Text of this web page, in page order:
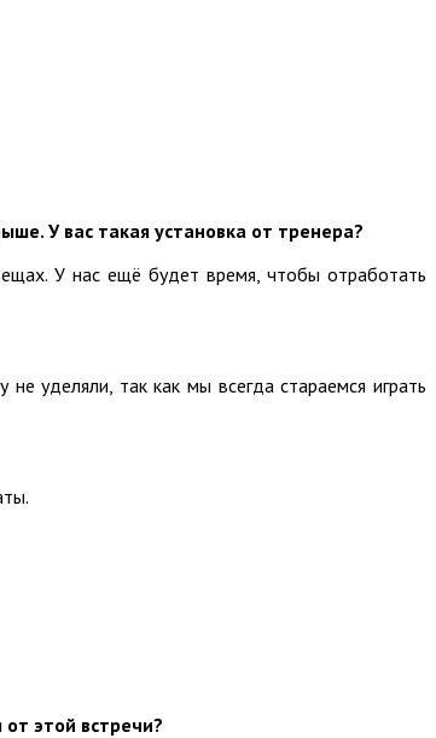
У вас такая установка от тренера?
У нас ещё будет время, чтобы отработать
уделяли, так как мы всегда стараемся играть
этой встречи?